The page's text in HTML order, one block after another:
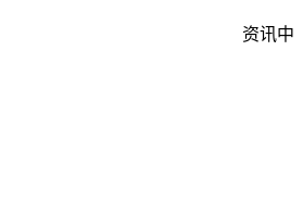
资讯中